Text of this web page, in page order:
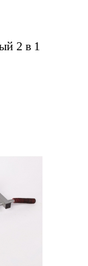
2 в 1